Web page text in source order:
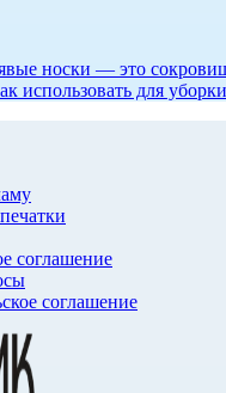
носки — это
использовать для
соглашение
соглашение